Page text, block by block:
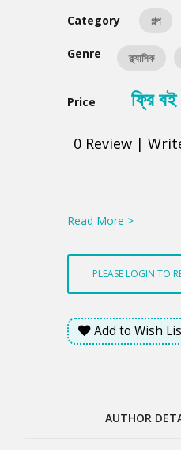
Category গল্প
Genre ক্ল্যাসিক
Price ফ্রি বই
0 Review |
Read More >
PLEASE LOGIN TO
Add to Wish
AUTHOR